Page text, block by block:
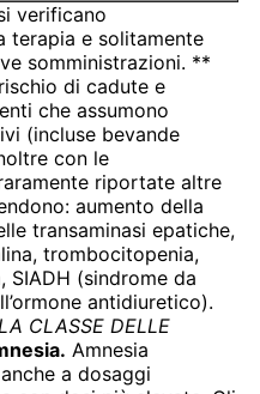
verificano
terapia e solitamente
somministrazioni. **
di cadute e
che assumono
(incluse bevande
con le
riportate altre
aumento della
transaminasi epatiche,
trombocitopenia,
SIADH (sindrome da
antidiuretico).
CLASSE DELLE
Amnesia
a dosaggi